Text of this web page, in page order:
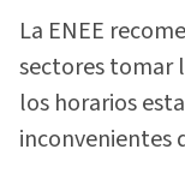
La ENEE
sectores tomar
los horarios
inconvenientes